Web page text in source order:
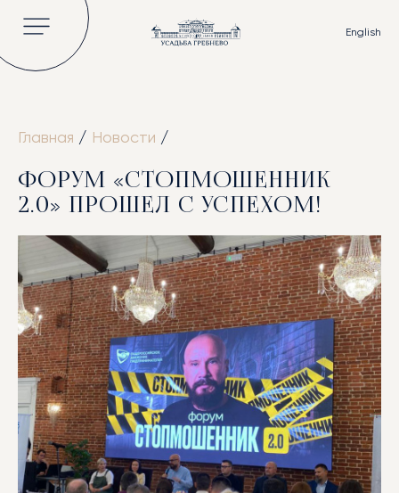
English
ОБ УСАДЬБЕ
ВЛАДЕЛЬЦЫ УСАДЬБЫ
КНИГИ И СТАТЬИ
ВИДЕО
НОВОСТИ
ГАЛЕРЕЯ
БИБЛИОТЕКА
МЕРОПРИЯТИЯ
УСЛУГИ
Главная / Новости /
ФОРУМ «СТОПМОШЕННИК
2.0» ПРОШЕЛ С УСПЕХОМ!